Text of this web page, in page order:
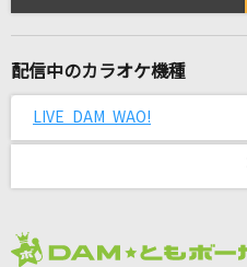
WORLD END-CODE
Driver's High(ビデオク
配信中のカラオケ機種
LIVE DAM WAO!